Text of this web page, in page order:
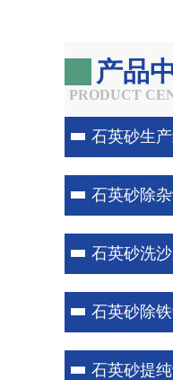
产品
PRODUCT
石英砂生
石英砂除
石英砂洗
石英砂除
石英砂提